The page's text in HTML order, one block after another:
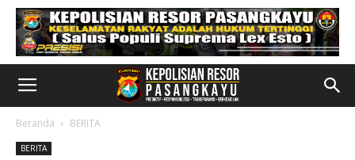
Beranda BERITA
BERITA